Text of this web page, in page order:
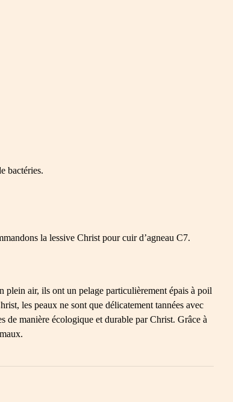
bactéries.
la lessive Christ pour cuir d’agneau C7.
plein air, ils ont un pelage particulièrement épais à poil
les peaux ne sont que délicatement tannées avec
de manière écologique et durable par Christ. Grâce à